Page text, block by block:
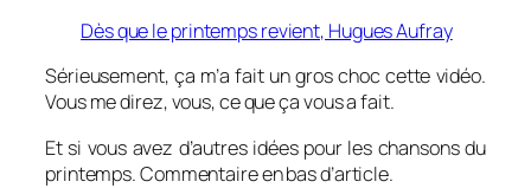
Dès que le printemps revient, Hugues Aufray
Sérieusement, ça m’a fait un gros choc cette vidéo.
Vous me direz, vous, ce que ça vous a fait.
Et si vous avez d’autres idées pour les chansons du
printemps. Commentaire en bas d’article.